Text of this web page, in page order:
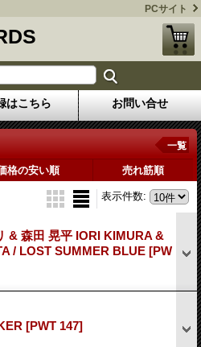
PCサイト
はこちら お問い合せ
一覧
格の安い順 売れ筋順
表示件数:
& 森田 晃平 IORI KIMURA &
/ LOST SUMMER BLUE [PW
[PWT 147]